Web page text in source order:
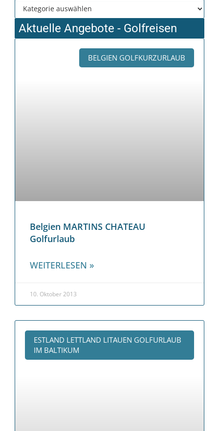
Aktuelle Angebote - Golfreisen
BELGIEN GOLFKURZURLAUB
Belgien MARTINS CHATEAU
Golfurlaub
WEITERLESEN »
10. Oktober 2013
ESTLAND LETTLAND LITAUEN GOLFURLAUB
IM BALTIKUM